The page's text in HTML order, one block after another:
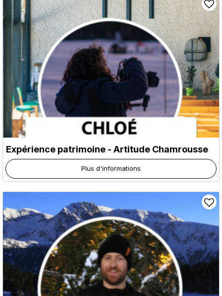
Expérience patrimoine - Artitude Chamrousse
Plus d'informations